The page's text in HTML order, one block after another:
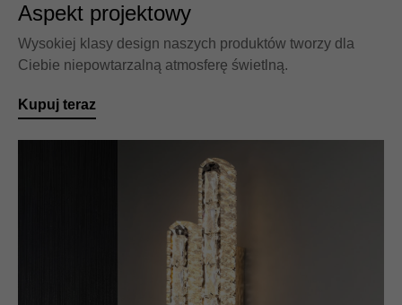
Aspekt projektowy
Wysokiej klasy design naszych produktów tworzy dla
Ciebie niepowtarzalną atmosferę świetlną.
Kupuj teraz